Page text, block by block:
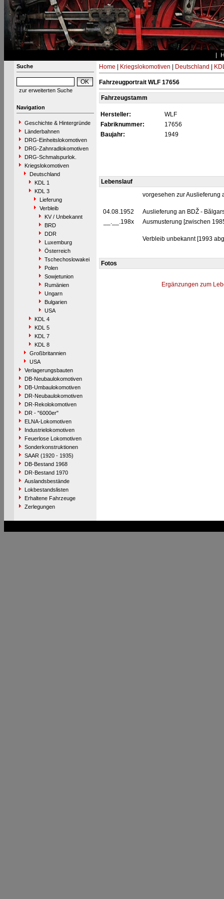
Suche
zur erweiterten Suche
Navigation
Geschichte & Hintergründe
Länderbahnen
DRG-Einheitslokomotiven
DRG-Zahnradlokomotiven
DRG-Schmalspurlok.
Kriegslokomotiven
Deutschland
KDL 1
KDL 3
Lieferung
Verbleib
KV / Unbekannt
BRD
DDR
Luxemburg
Österreich
Tschechoslowakei
Polen
Sowjetunion
Rumänien
Ungarn
Bulgarien
USA
KDL 4
KDL 5
KDL 7
KDL 8
Großbritannien
USA
Verlagerungsbauten
DB-Neubaulokomotiven
DB-Umbaulokomotiven
DR-Neubaulokomotiven
DR-Rekolokomotiven
DR - "6000er"
ELNA-Lokomotiven
Industrielokomotiven
Feuerlose Lokomotiven
Sonderkonstruktionen
SAAR (1920 - 1935)
DB-Bestand 1968
DR-Bestand 1970
Auslandsbestände
Lokbestandslisten
Erhaltene Fahrzeuge
Zerlegungen
Home Kriegslokomotiven Deutschland
Fahrzeugportrait WLF 17656
Fahrzeugstamm
Hersteller:
WLF
Fabriknummer:
17656
Baujahr:
1949
Lebenslauf
vorgesehen zur
04.08.1952
Auslieferung an BDŽ -
__.__.198x
Ausmusterung [zwischen
Verbleib unbekannt [1993
Fotos
Ergänzungen zum